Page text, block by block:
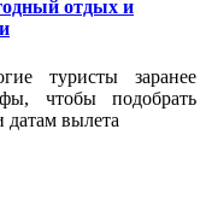
отдых и
туристы заранее
чтобы подобрать
вылета